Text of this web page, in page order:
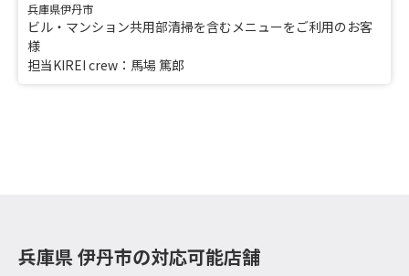
兵庫県伊丹市
ビル・マンション共用部清掃を含むメニューをご利用のお客
様
担当KIREI crew：馬場 篤郎
兵庫県 伊丹市の対応可能店舗